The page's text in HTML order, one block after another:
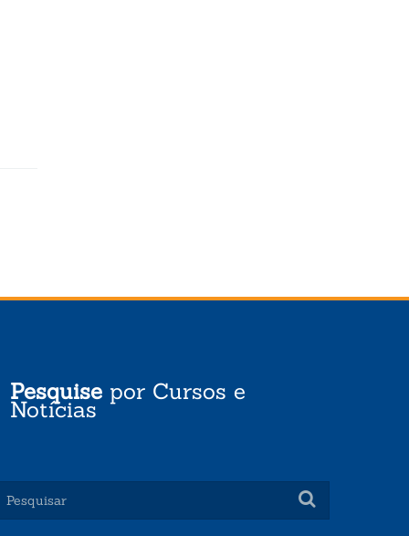
Pesquise por Cursos e
Notícias